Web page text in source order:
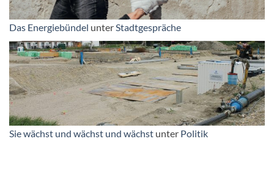
Das Energiebündel unterStadtgespräche
Sie wächst und wächst und wächst unter Politik